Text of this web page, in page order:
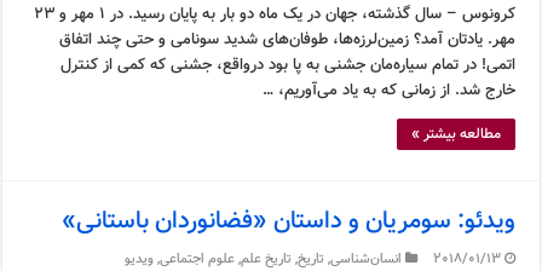
کرونوس – سال گذشته، جهان در یک ماه دو بار به پایان رسید. در ۱ مهر و ۲۳
مهر. یادتان آمد؟ زمین‌لرزه‌ها، طوفان‌های شدید سونامی و حتی چند اتفاق
اتمی! در تمام سیاره‌مان جشنی به پا بود درواقع، جشنی که کمی از کنترل
خارج شد. از زمانی که به یاد می‌آوریم، …
مطالعه بیشتر »
ویدئو: سومریان و داستان «فضانوردان باستانی»
2018/01/13 انسان‌شناسی, تاریخ, تاریخ علم,علوم اجتماعی,ویدیو